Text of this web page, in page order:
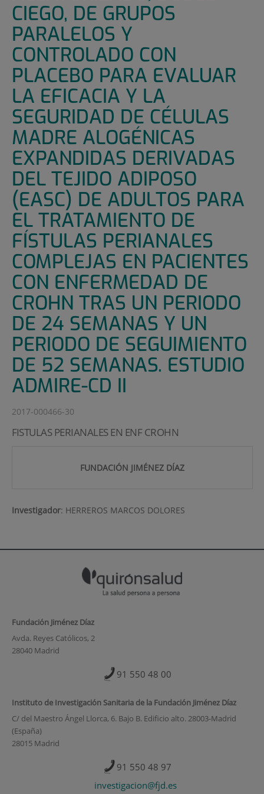
CIEGO, DE GRUPOS
PARALELOS Y
CONTROLADO CON
PLACEBO PARA EVALUAR
LA EFICACIA Y LA
SEGURIDAD DE CÉLULAS
MADRE ALOGÉNICAS
EXPANDIDAS DERIVADAS
DEL TEJIDO ADIPOSO
(EASC) DE ADULTOS PARA
EL TRATAMIENTO DE
FÍSTULAS PERIANALES
COMPLEJAS EN PACIENTES
CON ENFERMEDAD DE
CROHN TRAS UN PERIODO
DE 24 SEMANAS Y UN
PERIODO DE SEGUIMIENTO
DE 52 SEMANAS. ESTUDIO
ADMIRE-CD II
2017-000466-30
FISTULAS PERIANALES EN ENF CROHN
FUNDACIÓN JIMÉNEZ DÍAZ
Investigador: HERREROS MARCOS DOLORES
Fundación Jiménez Díaz
Avda. Reyes Católicos, 2
28040 Madrid
91 550 48 00
Instituto de Investigación Sanitaria de la Fundación Jiménez Díaz
C/ del Maestro Ángel Llorca, 6. Bajo B. Edificio alto. 28003-Madrid
(España)
28015 Madrid
91 550 48 97
investigacion@fjd.es